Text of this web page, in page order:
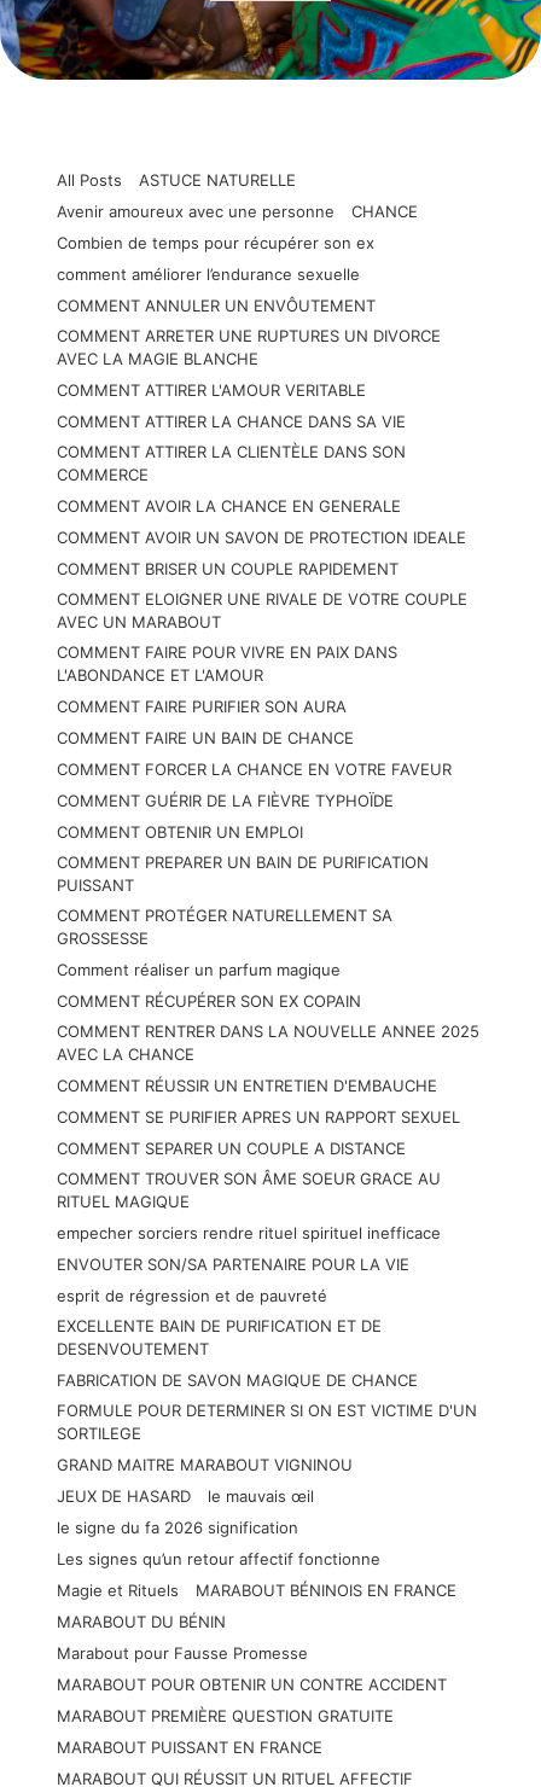
All Posts
ASTUCE NATURELLE
Avenir amoureux avec une personne
CHANCE
Combien de temps pour récupérer son ex
comment améliorer l’endurance sexuelle
COMMENT ANNULER UN ENVÔUTEMENT
COMMENT ARRETER UNE RUPTURES UN DIVORCE
AVEC LA MAGIE BLANCHE
COMMENT ATTIRER L'AMOUR VERITABLE
COMMENT ATTIRER LA CHANCE DANS SA VIE
COMMENT ATTIRER LA CLIENTÈLE DANS SON
COMMERCE
COMMENT AVOIR LA CHANCE EN GENERALE
COMMENT AVOIR UN SAVON DE PROTECTION IDEALE
COMMENT BRISER UN COUPLE RAPIDEMENT
COMMENT ELOIGNER UNE RIVALE DE VOTRE COUPLE
AVEC UN MARABOUT
COMMENT FAIRE POUR VIVRE EN PAIX DANS
L'ABONDANCE ET L'AMOUR
COMMENT FAIRE PURIFIER SON AURA
COMMENT FAIRE UN BAIN DE CHANCE
COMMENT FORCER LA CHANCE EN VOTRE FAVEUR
COMMENT GUÉRIR DE LA FIÈVRE TYPHOÏDE
COMMENT OBTENIR UN EMPLOI
COMMENT PREPARER UN BAIN DE PURIFICATION
PUISSANT
COMMENT PROTÉGER NATURELLEMENT SA
GROSSESSE
Comment réaliser un parfum magique
COMMENT RÉCUPÉRER SON EX COPAIN
COMMENT RENTRER DANS LA NOUVELLE ANNEE 2025
AVEC LA CHANCE
COMMENT RÉUSSIR UN ENTRETIEN D'EMBAUCHE
COMMENT SE PURIFIER APRES UN RAPPORT SEXUEL
COMMENT SEPARER UN COUPLE A DISTANCE
COMMENT TROUVER SON ÂME SOEUR GRACE AU
RITUEL MAGIQUE
empecher sorciers rendre rituel spirituel inefficace
ENVOUTER SON/SA PARTENAIRE POUR LA VIE
esprit de régression et de pauvreté
EXCELLENTE BAIN DE PURIFICATION ET DE
DESENVOUTEMENT
FABRICATION DE SAVON MAGIQUE DE CHANCE
FORMULE POUR DETERMINER SI ON EST VICTIME D'UN
SORTILEGE
GRAND MAITRE MARABOUT VIGNINOU
JEUX DE HASARD
le mauvais œil
le signe du fa 2026 signification
Les signes qu’un retour affectif fonctionne
Magie et Rituels
MARABOUT BÉNINOIS EN FRANCE
MARABOUT DU BÉNIN
Marabout pour Fausse Promesse
MARABOUT POUR OBTENIR UN CONTRE ACCIDENT
MARABOUT PREMIÈRE QUESTION GRATUITE
MARABOUT PUISSANT EN FRANCE
MARABOUT QUI RÉUSSIT UN RITUEL AFFECTIF